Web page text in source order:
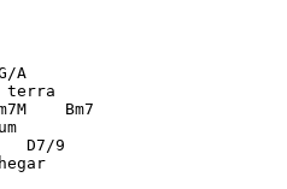
A
terra
Bm7
D7/9